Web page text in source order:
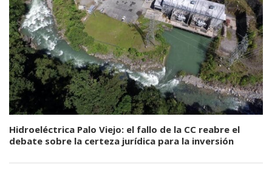
Hidroeléctrica Palo Viejo: el fallo de la CC reabre el
debate sobre la certeza jurídica para la inversión